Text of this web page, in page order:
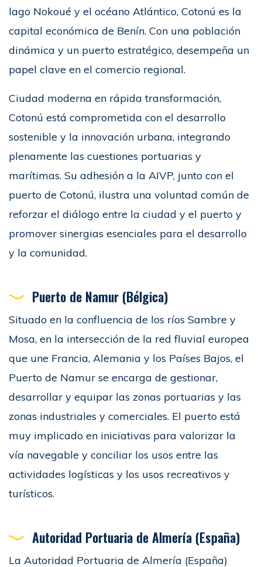
lago Nokoué y el océano Atlántico, Cotonú es la
capital económica de Benín. Con una población
dinámica y un puerto estratégico, desempeña un
papel clave en el comercio regional.
Ciudad moderna en rápida transformación,
Cotonú está comprometida con el desarrollo
sostenible y la innovación urbana, integrando
plenamente las cuestiones portuarias y
marítimas. Su adhesión a la AIVP, junto con el
puerto de Cotonú, ilustra una voluntad común de
reforzar el diálogo entre la ciudad y el puerto y
promover sinergias esenciales para el desarrollo
y la comunidad.
Puerto de Namur (Bélgica)
Situado en la confluencia de los ríos Sambre y
Mosa, en la intersección de la red fluvial europea
que une Francia, Alemania y los Países Bajos, el
Puerto de Namur se encarga de gestionar,
desarrollar y equipar las zonas portuarias y las
zonas industriales y comerciales. El puerto está
muy implicado en iniciativas para valorizar la
vía navegable y conciliar los usos entre las
actividades logísticas y los usos recreativos y
turísticos.
Autoridad Portuaria de Almería (España)
La Autoridad Portuaria de Almería (España)